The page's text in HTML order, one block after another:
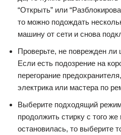
“Открыть” или
то можно подождать
машину от сети и снова
Проверьте, не поврежден ли
Если есть подозрение на
перегорание
электрика или мастера по
Выберите подходящий
продолжить стирку с того же
остановилась, то выберите